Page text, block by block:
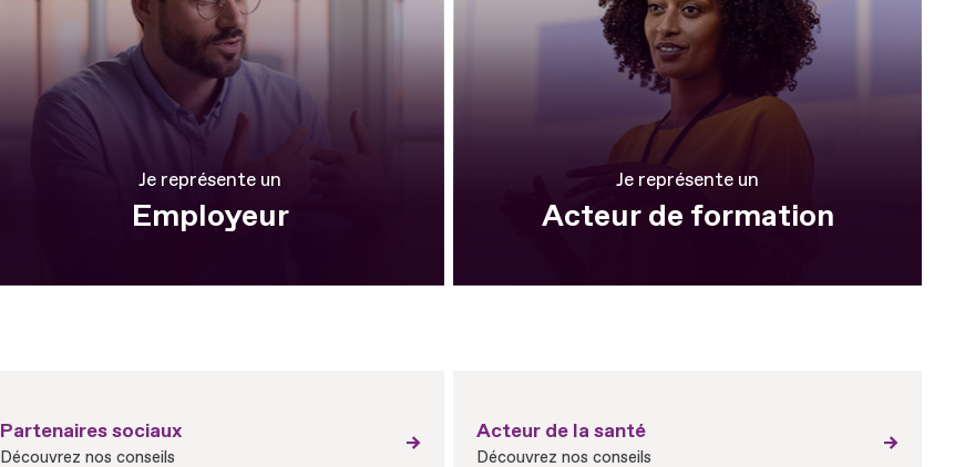
Je représente un
Employeur
Je représente un
Acteur de formation
Partenaires sociaux
Découvrez nos conseils
Acteur de la santé
Découvrez nos conseils